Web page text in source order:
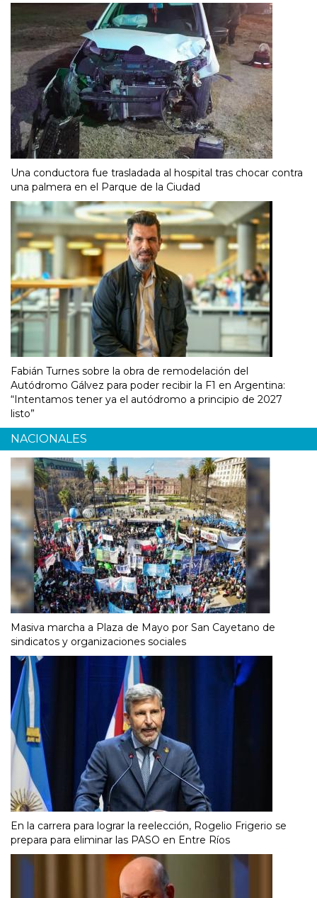
Una conductora fue trasladada al hospital tras chocar contra
una palmera en el Parque de la Ciudad
Fabián Turnes sobre la obra de remodelación del
Autódromo Gálvez para poder recibir la F1 en Argentina:
“Intentamos tener ya el autódromo a principio de 2027
listo”
NACIONALES
Masiva marcha a Plaza de Mayo por San Cayetano de
sindicatos y organizaciones sociales
En la carrera para lograr la reelección, Rogelio Frigerio se
prepara para eliminar las PASO en Entre Ríos